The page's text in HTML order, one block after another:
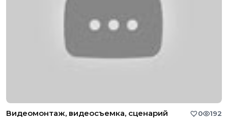
Видеомонтаж, видеосъемка, сценарий 0 192